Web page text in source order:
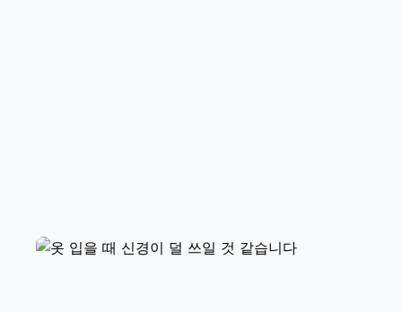
받을까 말까, 1년을 고민했습니다